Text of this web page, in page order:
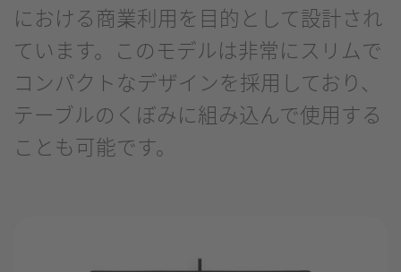
における商業利用を目的として設計され
ています。このモデルは非常にスリムで
コンパクトなデザインを採用しており、
テーブルのくぼみに組み込んで使用する
ことも可能です。